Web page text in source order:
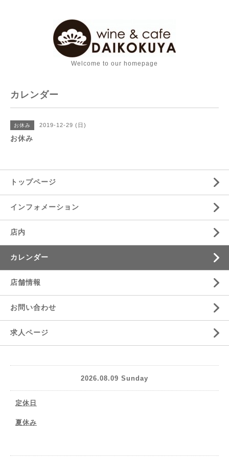
Welcome to our homepage
カレンダー
お休み 2019-12-29 (日)
お休み
トップページ
インフォメーション
店内
カレンダー
店舗情報
お問い合わせ
求人ページ
2026.08.09 Sunday
定休日
夏休み